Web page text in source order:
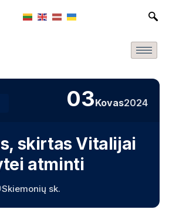
03Kovas2024
skirtas Vitalijai
atminti
Skiemonių sk.